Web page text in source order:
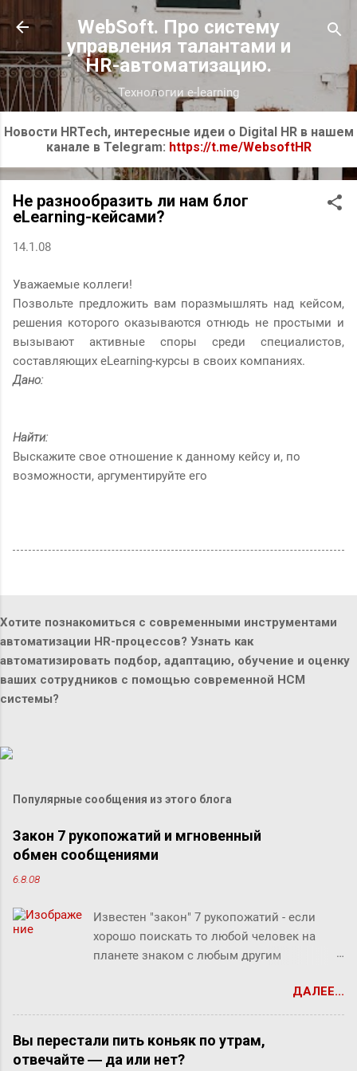
К основному контенту
WebSoft. Про систему
управления талантами и
HR-автоматизацию.
Технологии e-learning
Новости HRTech, интересные идеи о Digital HR в нашем
канале в Telegram: https://t.me/WebsoftHR
Не разнообразить ли нам блог
eLearning-кейсами?
14.1.08
Уважаемые коллеги!
Позвольте предложить вам поразмышлять над кейсом,
решения которого оказываются отнюдь не простыми и
вызывают активные споры среди специалистов,
составляющих eLearning-курсы в своих компаниях.
Дано:
Найти:
Выскажите свое отношение к данному кейсу и, по
возможности, аргументируйте его
Хотите познакомиться с современными инструментами
автоматизации HR-процессов? Узнать как
автоматизировать подбор, адаптацию, обучение и оценку
ваших сотрудников с помощью современной HCM
системы?
Популярные сообщения из этого блога
Закон 7 рукопожатий и мгновенный
обмен сообщениями
6.8.08
Известен "закон" 7 рукопожатий - если
хорошо поискать то любой человек на
планете знаком с любым другим
людьми. Этот как бы закон, разумеется, не
доказан, но есть предположение что он
Закон вполне отражает концепцию
ДАЛЕЕ...
Вы перестали пить коньяк по утрам,
отвечайте ― да или нет?